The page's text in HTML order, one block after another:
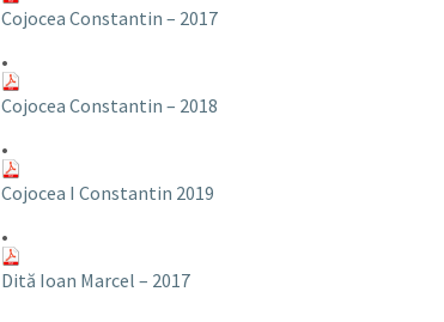
Cojocea Constantin – 2017
•
Cojocea Constantin – 2018
•
Cojocea I Constantin 2019
•
Dită Ioan Marcel – 2017